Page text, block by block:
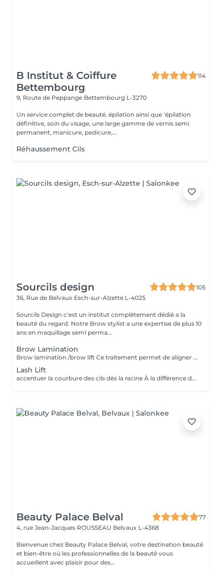
B Institut & Coiffure
Bettembourg
114
9, Route de Peppange Bettembourg L-3270
Un service complet de beauté, épilation ainsi que 'épilation
définitive, soin du visage, une large gamme de vernis semi
permanent, manicure, pedicure,...
Réhaussement Cils
Sourcils design
105
36, Rue de Belvaux Esch-sur-Alzette L-4025
Sourcils Design c'est un institut complètement dédié a la
beauté du regard. Notre Brow stylist a une expertise de plus 10
ans en maquillage semi perma...
Brow Lamination
Brow lamination /brow lift Ce traitement permet de aligner les sourcils rebelles, de créer du volume et de la structure tout en dotant vos sourcils d'une forme élégante et soignée pendant une période pouvant atteindre deux mois. Incluse épilation mise en forme LES AVANTAGES * Toute personne cherchant à améliorer l'aspect général de ses sourcils. * Les clients qui ne sont pas prêts à se faire faire un maquillage permanent * Les clients dont la pousse naturelle des poils est difficile à dompter * Les clients qui laissent pousser leurs sourcils. * Les clients aux sourcils rebelles et grossiers * Cette méthode résiste à l'eau. * Les clients aux sourcils clairsemés
Lash Lift
accentuer la courbure des cils dès la racine À la différence du recourbe-cils, qui enroule les cils à partir du milieu, le rehaussement permet de relever les cils à la racine pour accentuer leur courbure, leur longueur et donner une impression de volume. De même, le rehaussement de cils offre un rendu très naturel puisqu'il ne nécessite pas l'ajout de cils synthétiques comme c'est le cas pour la pose d'extensions. LES AVANTAGES * Vos cils gardent une apparence légère et naturelle. * Vos cils ne nécessitent quasiment plus aucun soin. * Votre regard est visiblement agrandi, frais et jeune. * Vos yeux paraissent beaucoup plus grands. * Le traitement est assez rapide. * Cette méthode résiste à l'eau. * Il n'abîme pas vos cils.
Beauty Palace Belval
77
4, rue Jean-Jacques ROUSSEAU Belvaux L-4368
Bienvenue chez Beauty Palace Belval, votre destination beauté
et bien-être où les professionnelles de la beauté vous
accueillent avec plaisir pour des...